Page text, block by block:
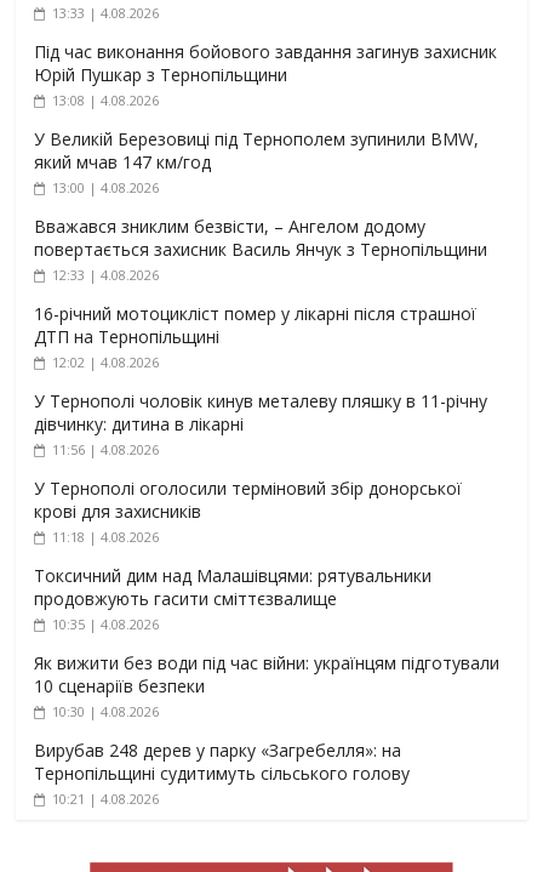
13:33 | 4.08.2026
Під час виконання бойового завдання загинув захисник
Юрій Пушкар з Тернопільщини
13:08 | 4.08.2026
У Великій Березовиці під Тернополем зупинили BMW,
який мчав 147 км/год
13:00 | 4.08.2026
Вважався зниклим безвісти, – Ангелом додому
повертається захисник Василь Янчук з Тернопільщини
12:33 | 4.08.2026
16-річний мотоцикліст помер у лікарні після страшної
ДТП на Тернопільщині
12:02 | 4.08.2026
У Тернополі чоловік кинув металеву пляшку в 11-річну
дівчинку: дитина в лікарні
11:56 | 4.08.2026
У Тернополі оголосили терміновий збір донорської
крові для захисників
11:18 | 4.08.2026
Токсичний дим над Малашівцями: рятувальники
продовжують гасити сміттєзвалище
10:35 | 4.08.2026
Як вижити без води під час війни: українцям підготували
10 сценаріїв безпеки
10:30 | 4.08.2026
Вирубав 248 дерев у парку «Загребелля»: на
Тернопільщині судитимуть сільського голову
10:21 | 4.08.2026